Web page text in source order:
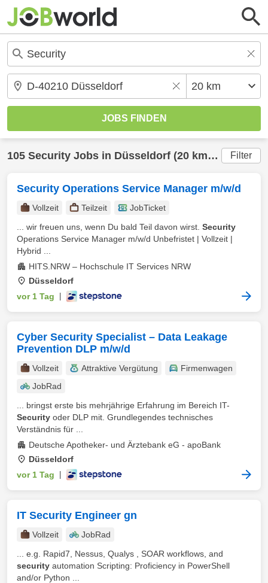
105 Security Jobs in Düsseldorf (20 km) gefunden Filter
Security Operations Service Manager m/w/d
Vollzeit Teilzeit
JobTicket
... wir freuen uns, wenn Du bald Teil davon wirst. Security
Operations Service Manager m/w/d Unbefristet | Vollzeit |
Hybrid ...
HITS.NRW – Hochschule IT Services NRW
Düsseldorf
vor 1 Tag
Cyber Security Specialist – Data Leakage
Prevention DLP m/w/d
Vollzeit Attraktive Vergütung
Firmenwagen
JobRad
... bringst erste bis mehrjährige Erfahrung im Bereich IT-
Security oder DLP mit. Grundlegendes technisches
Verständnis für ...
Deutsche Apotheker- und Ärztebank eG - apoBank
Düsseldorf
vor 1 Tag
IT Security Engineer gn
Vollzeit
JobRad
... e.g. Rapid7, Nessus, Qualys , SOAR workflows, and
security automation Scripting: Proficiency in PowerShell
and/or Python ...